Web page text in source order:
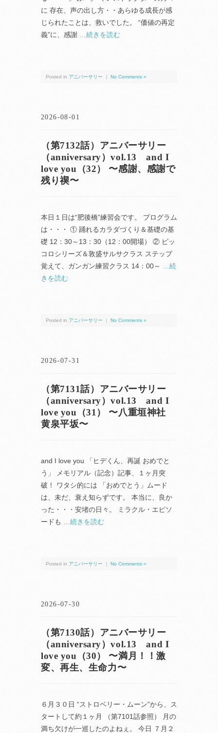
に 存在、声の出し方・・あらゆる成長が感
じられたことは、救いでした。 “価値の再定
義”に、感謝 …続きを読む
Posted in アニバーサリー No Comments »
2026-08-01
（第7132話）アニバーサリー
（anniversary）vol.13 and I
love you（32） 〜感謝、感謝で
残り禊〜
本日１日は“肥後橋”練習会です。 プログラム
は・・・ ① 踊れるカラダづくり＆基礎の基
礎 12：30～13：30（12：00開場） ② ピッ
コロシリーズ＆敦盛サルサクラス ステップ
覚えて、ガンガン練習クラス 14：00～
…続
きを読む
Posted in アニバーサリー No Comments »
2026-07-31
（第7131話）アニバーサリー
（anniversary）vol.13 and I
love you（31） 〜八重垣神社
黄泉平坂〜
and I love you 「ヒデくん、再誕 おめでと
う」 メモリアル（記念）記事、１ヶ月突
破！ ワタシ的には 「おめでとう」ムード
は、未だ、衰え知らずです。 本当に、良か
った・・・安堵の日々。 ミラクル・エピソ
ードも
…続きを読む
Posted in アニバーサリー No Comments »
2026-07-30
（第7130話）アニバーサリー
（anniversary）vol.13 and I
love you（30） 〜満月！！激
変、再生、生命力〜
６月３０日 “ストロベリー・ムーン”から、ス
タートして約１ヶ月 （第7101話参照） 月の
満ち欠けが一巡したのよねぇ。 今日 ７月２